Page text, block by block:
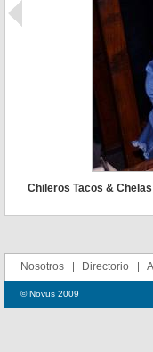
Chileros Tacos & Chelas
Nosotros Directorio
© Novus 2009